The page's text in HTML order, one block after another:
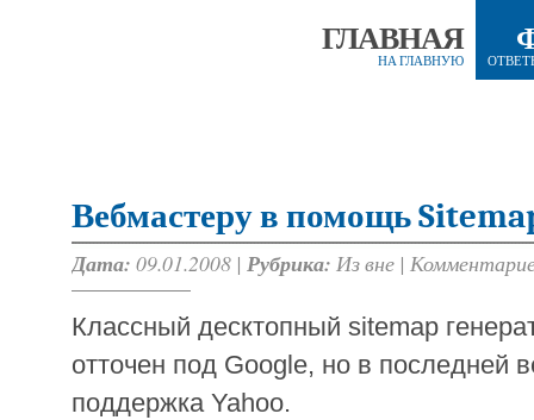
ГЛАВНАЯ
НА ГЛАВНУЮ
Вебмастеру в помощь
Дата: 09.01.2008 | Рубрика: Из вне |
Классный десктопный sitemap
отточен под Google, но в последней
поддержка Yahoo.